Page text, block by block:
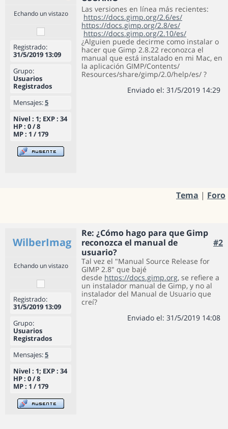
Echando un vistazo
Registrado:
31/5/2019 13:09
Grupo:
Usuarios
Registrados
Mensajes:5
Nivel : 1; EXP : 34
HP : 0 / 8
MP : 1 / 179
Las versiones en línea más recientes:
https://docs.gimp.org/2.6/es/
https://docs.gimp.org/2.8/es/
https://docs.gimp.org/2.10/es/
¿Alguien puede decirme como instalar o
hacer que Gimp 2.8.22 reconozca el
manual que está instalado en mi Mac, en
la aplicación GIMP/Contents/
Resources/share/gimp/2.0/help/es/ ?
Enviado el: 31/5/2019 14:29
Tema | Foro
WilberImag
Re: ¿Cómo hago para que Gimp
reconozca el manual de
usuario?
#2
Echando un vistazo
Registrado:
31/5/2019 13:09
Grupo:
Usuarios
Registrados
Mensajes:5
Nivel : 1; EXP : 34
HP : 0 / 8
MP : 1 / 179
Tal vez el "Manual Source Release for
GIMP 2.8" que bajé
desde https://docs.gimp.org, se refiere a
un instalador manual de Gimp, y no al
instalador del Manual de Usuario que
creí?
Enviado el: 31/5/2019 14:08